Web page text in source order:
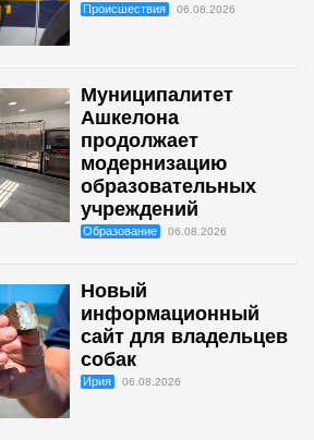
Происшествия 06.08.2026
Муниципалитет
Ашкелона
продолжает
модернизацию
образовательных
учреждений
Образование 06.08.2026
Новый
информационный
сайт для владельцев
собак
Ирия 06.08.2026